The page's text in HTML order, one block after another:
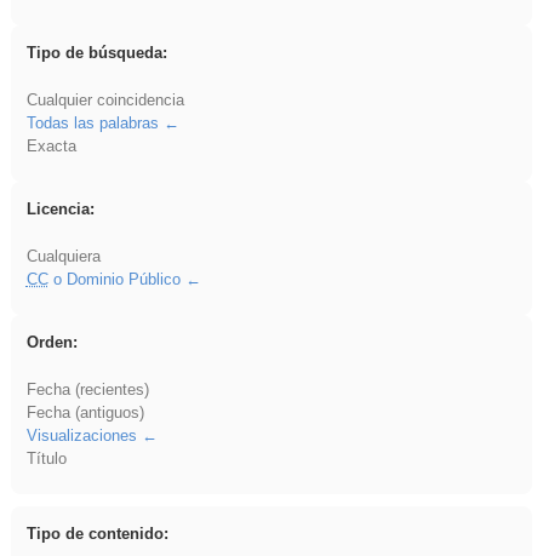
Tipo de búsqueda:
Cualquier coincidencia
Todas las palabras
Exacta
Licencia:
Cualquiera
CCo Dominio Público
Orden:
Fecha (recientes)
Fecha (antiguos)
Visualizaciones
Título
Tipo de contenido: